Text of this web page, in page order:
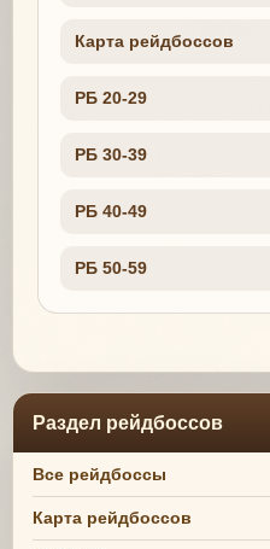
Карта рейдбоссов
РБ 20-29
РБ 30-39
РБ 40-49
РБ 50-59
Раздел рейдбоссов
Все рейдбоссы
Карта рейдбоссов